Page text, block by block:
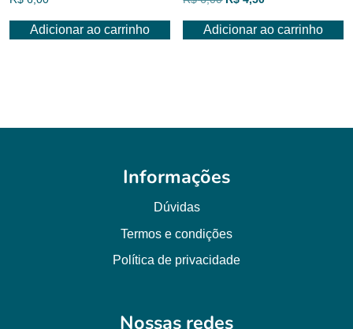
Adicionar ao carrinho
original atual
Adicionar ao carrinho
Informações
Dúvidas
Termos e condições
Política de privacidade
Nossas redes